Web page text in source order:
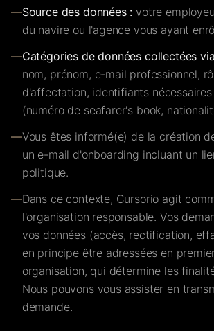
—Source des données : votre
du navire ou l'agence vous ayant
—Catégories de données collectées
nom, prénom, e-mail professionnel,
d'affectation, identifiants
(numéro de seafarer's book,
—Vous êtes informé(e) de la création
un e-mail d'onboarding incluant un
politique.
—Dans ce contexte, Cursorio agit
l'organisation responsable. Vos
vos données (accès, rectification,
en principe être adressées en
organisation, qui détermine les
Nous pouvons vous assister en
demande.